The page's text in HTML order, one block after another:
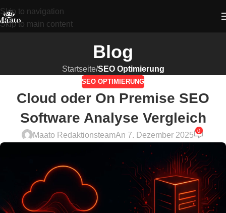
Skip to navigation
Skip to main content
Blog
Startseite/SEO Optimierung
SEO OPTIMIERUNG
Cloud oder On Premise SEO
Software Analyse Vergleich
Maato RedaktionsteamAn 7. Dezember 2025
0